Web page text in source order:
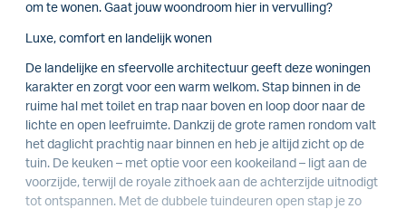
om te wonen. Gaat jouw woondroom hier in vervulling?
Luxe, comfort en landelijk wonen
De landelijke en sfeervolle architectuur geeft deze woningen
karakter en zorgt voor een warm welkom. Stap binnen in de
ruime hal met toilet en trap naar boven en loop door naar de
lichte en open leefruimte. Dankzij de grote ramen rondom valt
het daglicht prachtig naar binnen en heb je altijd zicht op de
tuin. De keuken – met optie voor een kookeiland – ligt aan de
voorzijde, terwijl de royale zithoek aan de achterzijde uitnodigt
tot ontspannen. Met de dubbele tuindeuren open stap je zo